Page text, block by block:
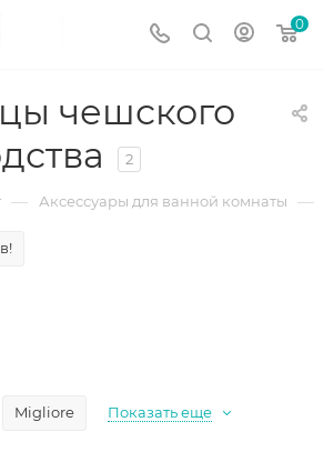
0
чешского
2
— Аксессуары для ванной комнаты —
Migliore Показать еще